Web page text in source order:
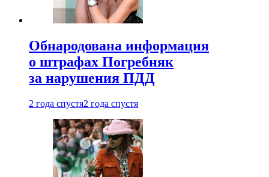
Обнародована информация
о штрафах Погребняк
за нарушения ПДД
2 года спустя2 года спустя